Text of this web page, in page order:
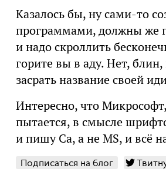
Казалось бы, ну сами-то
программами, должны же
и надо скроллить
горите вы в аду. Нет,
засрать название своей
Интересно, что
пытается, в смысле
и пишу Ca, а не MS, и всё
Подписаться на блог